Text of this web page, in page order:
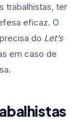
trabalhistas, ter
eficaz. O
do Let’s
em caso de